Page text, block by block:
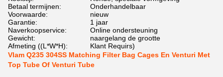
Betaal termijnen:
Onderhandelbaar
Voorwaarde:
nieuw
Garantie:
1 jaar
Naverkoopservice:
Online ondersteuning
Gewicht:
naargelang de grootte
Afmeting ((L*W*H):
Klant Requirs)
Vlam Q235 304SS Matching Filter Bag Cages En Venturi Met
Top Tube Of Venturi Tube